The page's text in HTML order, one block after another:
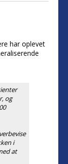
har oplevet
og
i
at